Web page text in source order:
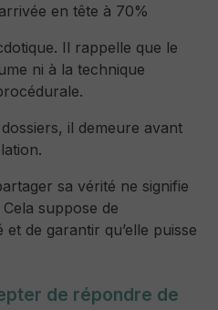
en tête à 70%
Il rappelle que le
ni à la technique
il demeure avant
sa vérité ne signifie
suppose de
de garantir qu’elle puisse
de répondre de